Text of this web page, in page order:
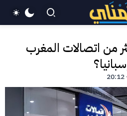
من اتصالات المغرب